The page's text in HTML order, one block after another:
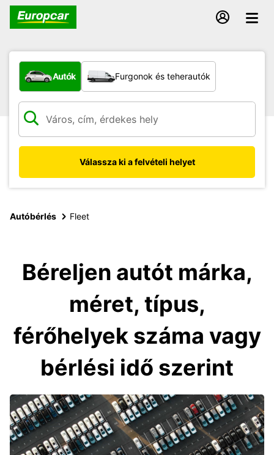
Milyen típusú jármű?
Autók Furgonok és teherautók
Válassza ki a felvételi helyet
Autóbérlés Fleet
Béreljen autót márka,
méret, típus,
férőhelyek száma vagy
bérlési idő szerint